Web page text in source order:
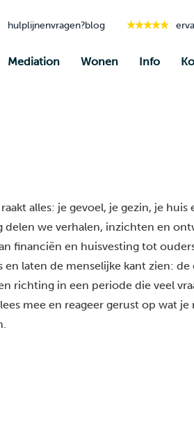
hulplijnenvragen?blog
Mediation Wonen Info
alles: je gevoel, je gezin, je huis
delen we verhalen, inzichten en
financiën en huisvesting tot
en laten de menselijke kant zien:
richting in een periode die veel
mee en reageer gerust op wat